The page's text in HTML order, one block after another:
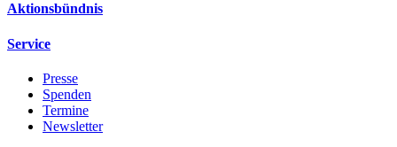
Aktionsbündnis
Service
Presse
Spenden
Termine
Newsletter